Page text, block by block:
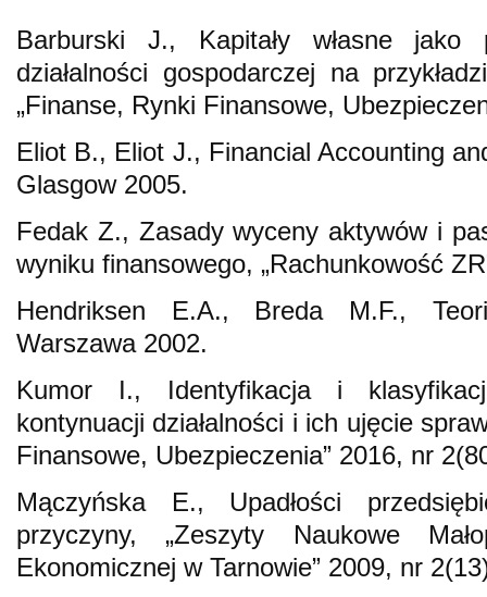
Barburski J., Kapitały własne jako
działalności gospodarczej na
„Finanse, Rynki Finansowe,
Eliot B., Eliot J., Financial Accounting
Glasgow 2005.
Fedak Z., Zasady wyceny aktywów i
wyniku finansowego, „Rachunkowość
Hendriksen E.A., Breda M.F.,
Warszawa 2002.
Kumor I., Identyfikacja i
kontynuacji działalności i ich ujęcie
Finansowe, Ubezpieczenia” 2016, nr
Mączyńska E., Upadłości
przyczyny, „Zeszyty Naukowe
Ekonomicznej w Tarnowie” 2009, nr